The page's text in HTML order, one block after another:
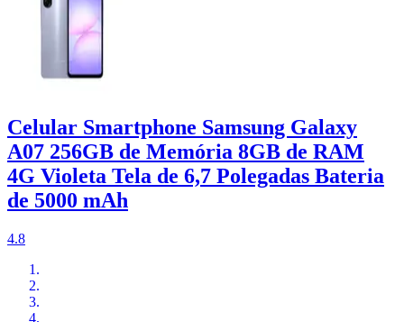
Celular Smartphone Samsung Galaxy
A07 256GB de Memória 8GB de RAM
4G Violeta Tela de 6,7 Polegadas Bateria
de 5000 mAh
4.8